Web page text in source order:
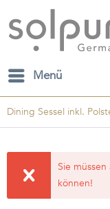
Menü
Dining Sessel inkl.
Sie
können!